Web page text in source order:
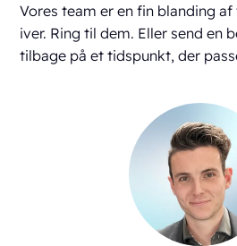
Vores team er en fin blanding
iver. Ring til dem. Eller send en
tilbage på et tidspunkt, der